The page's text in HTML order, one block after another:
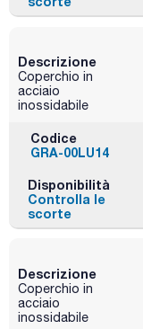
Descrizione
Coperchio in
acciaio
inossidabile
Codice
GRA-00LU14
Disponibilità
Controlla le
scorte
Descrizione
Coperchio in
acciaio
inossidabile